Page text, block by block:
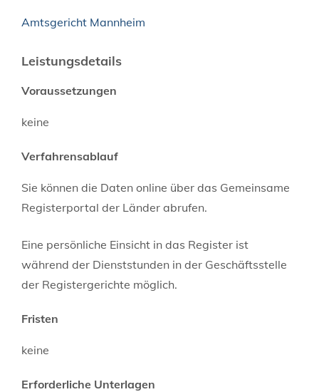
Amtsgericht Mannheim
Leistungsdetails
Voraussetzungen
keine
Verfahrensablauf
Sie können die Daten online über das Gemeinsame
Registerportal der Länder abrufen.
Eine persönliche Einsicht in das Register ist
während der Dienststunden in der Geschäftsstelle
der Registergerichte möglich.
Fristen
keine
Erforderliche Unterlagen